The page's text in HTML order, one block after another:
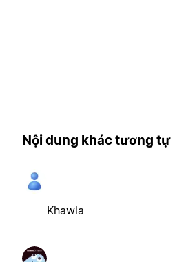
Nội dung khác tương tự
Khawla